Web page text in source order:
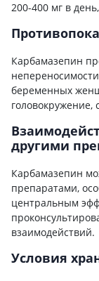
200-400 мг в
Карбамазепин
беременных
головокружение,
другими
Карбамазепин
препаратами,
центральным
взаимодействий.
Условия